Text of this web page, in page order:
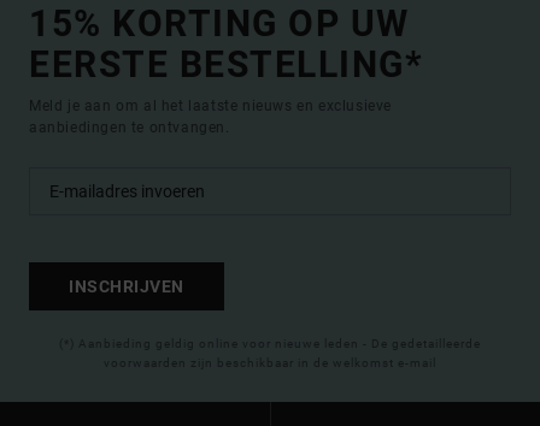
15% KORTING OP UW
EERSTE BESTELLING*
Meld je aan om al het laatste nieuws en exclusieve
aanbiedingen te ontvangen.
INSCHRIJVEN
(*) Aanbieding geldig online voor nieuwe leden - De gedetailleerde
voorwaarden zijn beschikbaar in de welkomst e-mail